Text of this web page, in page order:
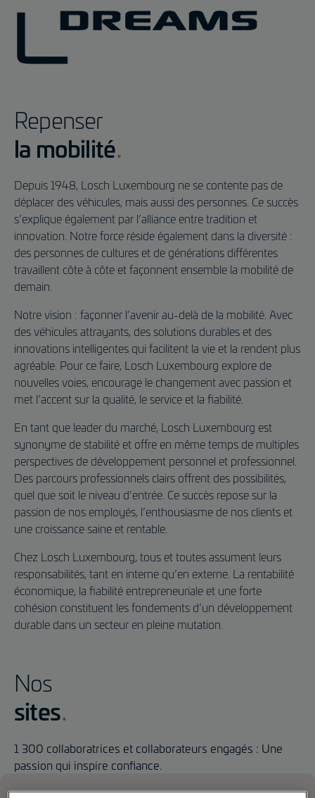
Repenser
la mobilité
Depuis 1948, Losch Luxembourg ne se contente pas de
déplacer des véhicules, mais aussi des personnes. Ce succès
s’explique également par l’alliance entre tradition et
innovation. Notre force réside également dans la diversité :
des personnes de cultures et de générations différentes
travaillent côte à côte et façonnent ensemble la mobilité de
demain.
Notre vision : façonner l’avenir au-delà de la mobilité. Avec
des véhicules attrayants, des solutions durables et des
innovations intelligentes qui facilitent la vie et la rendent plus
agréable. Pour ce faire, Losch Luxembourg explore de
nouvelles voies, encourage le changement avec passion et
met l’accent sur la qualité, le service et la fiabilité.
En tant que leader du marché, Losch Luxembourg est
synonyme de stabilité et offre en même temps de multiples
perspectives de développement personnel et professionnel.
Des parcours professionnels clairs offrent des possibilités,
quel que soit le niveau d’entrée. Ce succès repose sur la
passion de nos employés, l’enthousiasme de nos clients et
une croissance saine et rentable.
Chez Losch Luxembourg, tous et toutes assument leurs
responsabilités, tant en interne qu’en externe. La rentabilité
économique, la fiabilité entrepreneuriale et une forte
cohésion constituent les fondements d’un développement
durable dans un secteur en pleine mutation.
Nos
sites
1 300 collaboratrices et collaborateurs engagés : Une
passion qui inspire confiance.